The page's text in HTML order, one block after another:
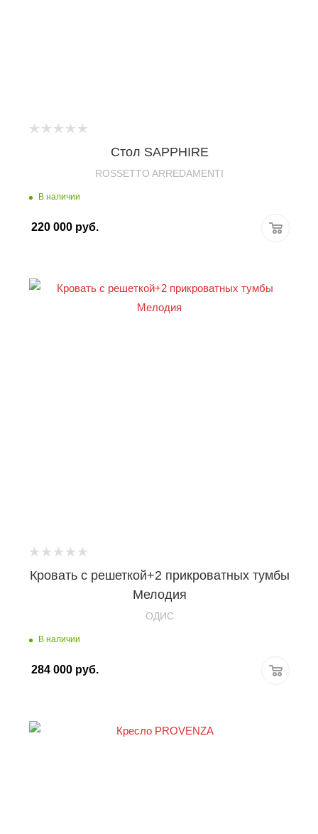
Стол SAPPHIRE
ROSSETTO ARREDAMENTI
В наличии
220 000 руб.
Кровать с решеткой+2 прикроватных тумбы
Мелодия
OДИС
В наличии
284 000 руб.